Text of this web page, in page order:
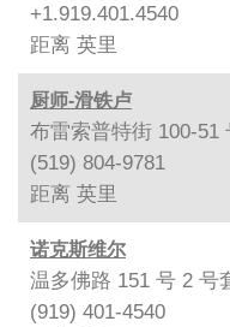
+1.919.401.4540
距离 英里
厨师-滑铁卢
布雷索普特街 100-51
(519) 804-9781
距离 英里
诺克斯维尔
温多佛路 151 号 2 号
(919) 401-4540